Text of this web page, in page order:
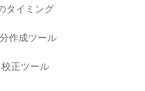
タイミング
作成ツール
正ツール